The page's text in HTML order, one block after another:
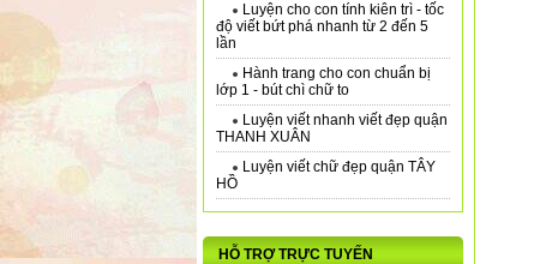
Luyện cho con tính kiên trì - tốc
độ viết bứt phá nhanh từ 2 đến 5
lần
Hành trang cho con chuẩn bị
lớp 1 - bút chì chữ to
Luyện viết nhanh viết đẹp quận
THANH XUÂN
Luyện viết chữ đẹp quận TÂY
HỒ
HỖ TRỢ TRỰC TUYẾN